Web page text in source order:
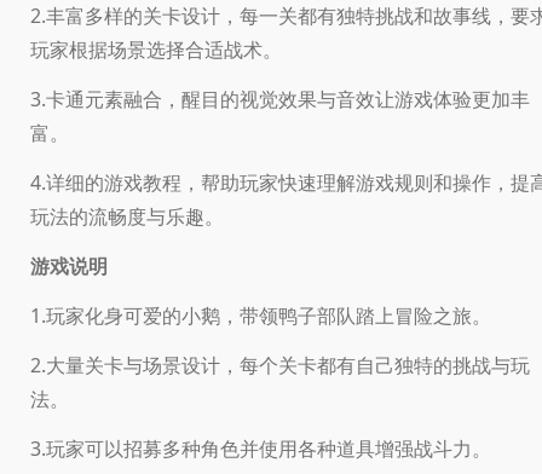
2.丰富多样的关卡设计，每一关都有独特挑战和故事线，要
玩家根据场景选择合适战术。
3.卡通元素融合，醒目的视觉效果与音效让游戏体验更加丰
富。
4.详细的游戏教程，帮助玩家快速理解游戏规则和操作，提
玩法的流畅度与乐趣。
游戏说明
1.玩家化身可爱的小鹅，带领鸭子部队踏上冒险之旅。
2.大量关卡与场景设计，每个关卡都有自己独特的挑战与玩
法。
3.玩家可以招募多种角色并使用各种道具增强战斗力。